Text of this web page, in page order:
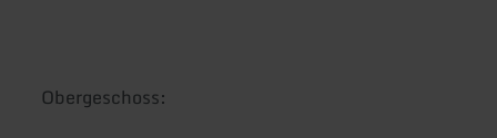
Obergeschoss: